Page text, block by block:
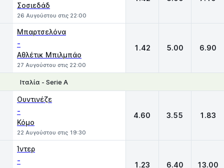
Σοσιεδάδ
26 Αυγούστου στις 22:00
Μπαρτσελόνα
-
Αθλέτικ Μπιλμπάο
27 Αυγούστου στις 22:00
1.42 5.00 6.90
Ιταλία - Serie A
Ουντινέζε
-
Κόμο
22 Αυγούστου στις 19:30
4.60 3.55 1.83
Ίντερ
- 1.23 6.40 13.00